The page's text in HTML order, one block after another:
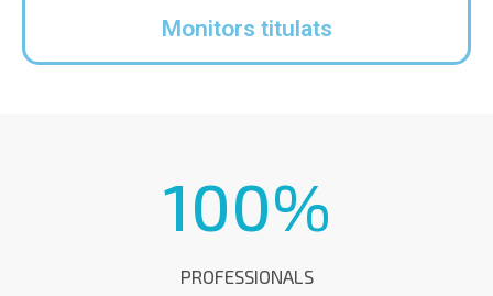
Monitors titulats
100%
PROFESSIONALS